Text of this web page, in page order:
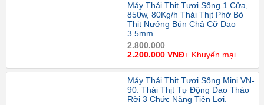
Máy Thái Thịt Tươi Sống 1 Cửa,
850w, 80Kg/h Thái Thịt Phở Bò
Thịt Nướng Bún Chả Cỡ Dao
3.5mm
2.800.000
2.200.000 VNĐ+ Khuyến mại
Máy Thái Thịt Tươi Sống Mini VN-
90. Thái Thịt Tự Động Dao Tháo
Rời 3 Chức Năng Tiện Lợi.